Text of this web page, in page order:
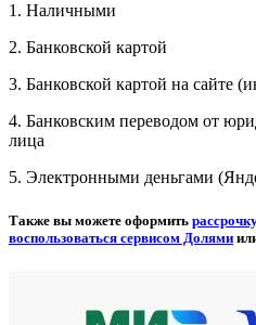
1. Наличными
2. Банковской картой
3. Банковской картой на сайте
4. Банковским переводом от
лица
5. Электронными деньгами
Также вы можете оформить
воспользоваться сервисом Долями